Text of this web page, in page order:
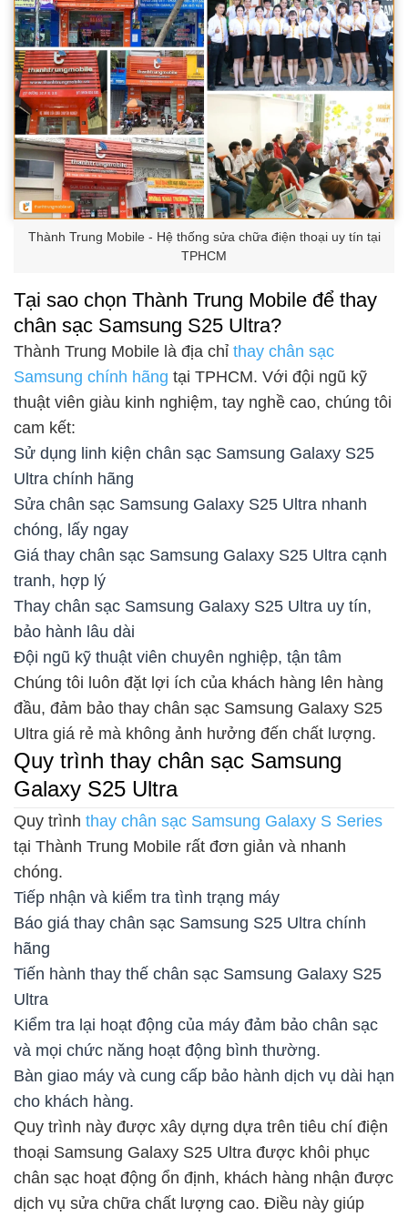
Thành Trung Mobile - Hệ thống sửa chữa điện thoại uy tín tại
TPHCM
Tại sao chọn Thành Trung Mobile để thay
chân sạc Samsung S25 Ultra?
Thành Trung Mobile là địa chỉ thay chân sạc
Samsung chính hãng tại TPHCM. Với đội ngũ kỹ
thuật viên giàu kinh nghiệm, tay nghề cao, chúng tôi
cam kết:
Sử dụng linh kiện chân sạc Samsung Galaxy S25
Ultra chính hãng
Sửa chân sạc Samsung Galaxy S25 Ultra nhanh
chóng, lấy ngay
Giá thay chân sạc Samsung Galaxy S25 Ultra cạnh
tranh, hợp lý
Thay chân sạc Samsung Galaxy S25 Ultra uy tín,
bảo hành lâu dài
Đội ngũ kỹ thuật viên chuyên nghiệp, tận tâm
Chúng tôi luôn đặt lợi ích của khách hàng lên hàng
đầu, đảm bảo thay chân sạc Samsung Galaxy S25
Ultra giá rẻ mà không ảnh hưởng đến chất lượng.
Quy trình thay chân sạc Samsung
Galaxy S25 Ultra
Quy trình thay chân sạc Samsung Galaxy S Series
tại Thành Trung Mobile rất đơn giản và nhanh
chóng.
Tiếp nhận và kiểm tra tình trạng máy
Báo giá thay chân sạc Samsung S25 Ultra chính
hãng
Tiến hành thay thế chân sạc Samsung Galaxy S25
Ultra
Kiểm tra lại hoạt động của máy đảm bảo chân sạc
và mọi chức năng hoạt động bình thường.
Bàn giao máy và cung cấp bảo hành dịch vụ dài hạn
cho khách hàng.
Quy trình này được xây dựng dựa trên tiêu chí điện
thoại Samsung Galaxy S25 Ultra được khôi phục
chân sạc hoạt động ổn định, khách hàng nhận được
dịch vụ sửa chữa chất lượng cao. Điều này giúp